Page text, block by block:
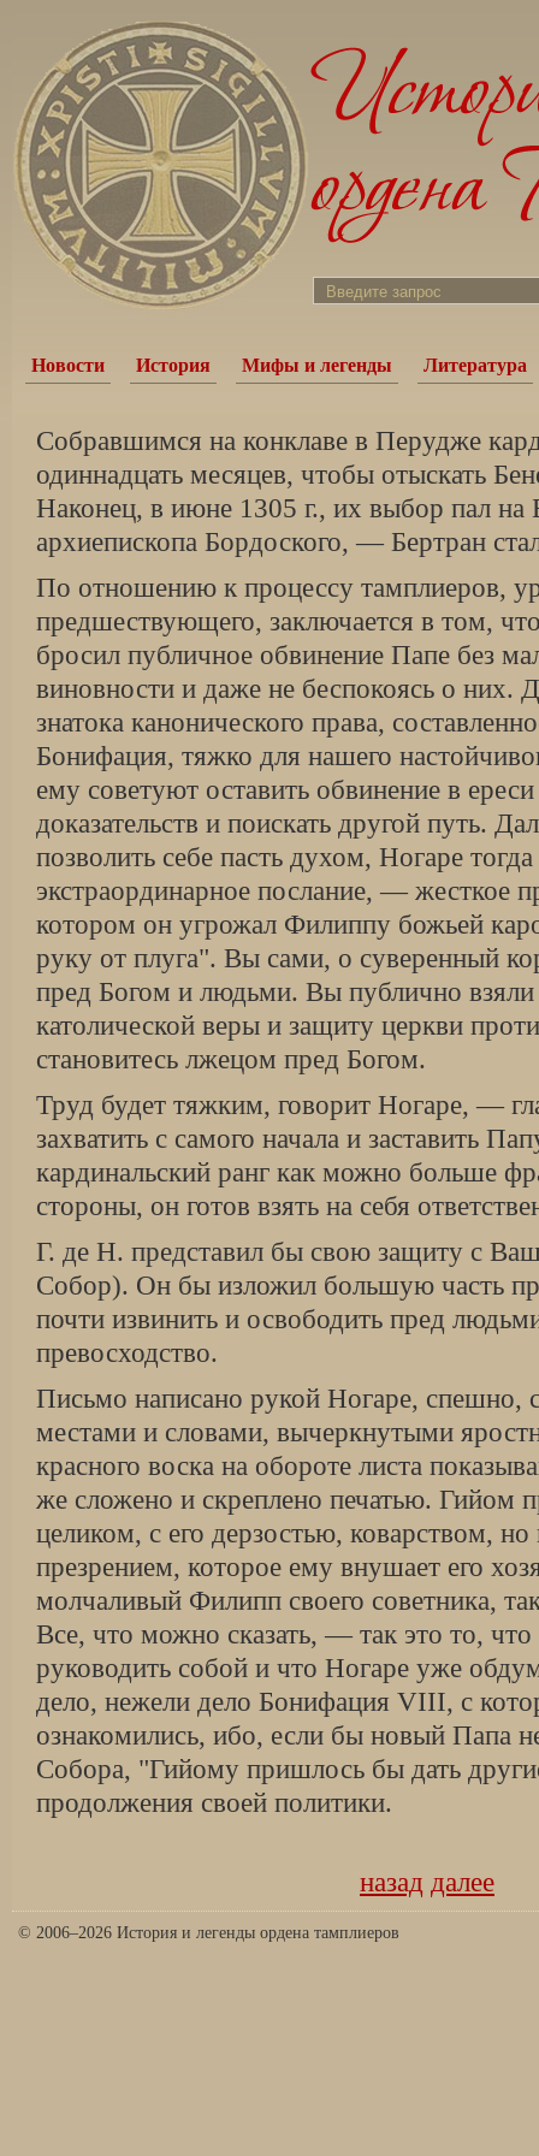
Новости История Мифы и легенды Литература
Собравшимся на конклаве в Перудже
одиннадцать месяцев, чтобы отыскать
Наконец, в июне 1305 г., их выбор пал на
архиепископа Бордоского, — Бертран
По отношению к процессу тамплиеров,
предшествующего, заключается в том,
бросил публичное обвинение Папе без
виновности и даже не беспокоясь о них.
знатока канонического права,
Бонифация, тяжко для нашего
ему советуют оставить обвинение в
доказательств и поискать другой путь.
позволить себе пасть духом, Ногаре
экстраординарное послание, — жесткое
котором он угрожал Филиппу божьей
руку от плуга". Вы сами, о суверенный
пред Богом и людьми. Вы публично взяли
католической веры и защиту церкви
становитесь лжецом пред Богом.
Труд будет тяжким, говорит Ногаре, —
захватить с самого начала и заставить
кардинальский ранг как можно больше
стороны, он готов взять на себя
Г. де Н. представил бы свою защиту с
Собор). Он бы изложил большую часть
почти извинить и освободить пред
превосходство.
Письмо написано рукой Ногаре, спешно,
местами и словами, вычеркнутыми
красного воска на обороте листа
же сложено и скреплено печатью. Гийом
целиком, с его дерзостью, коварством,
презрением, которое ему внушает его
молчаливый Филипп своего советника,
Все, что можно сказать, — так это то, что
руководить собой и что Ногаре уже
дело, нежели дело Бонифация VIII, с
ознакомились, ибо, если бы новый Папа
Собора, "Гийому пришлось бы дать
продолжения своей политики.
назад далее
© 2006–2026 История и легенды ордена тамплиеров